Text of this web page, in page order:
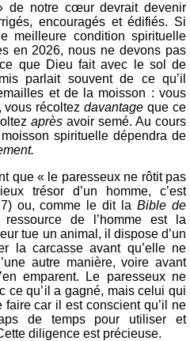
de notre cœur devrait devenir
encouragés et édifiés. Si
meilleure condition spirituelle
en 2026, nous ne devons pas
que Dieu fait avec le sol de
parlait souvent de ce qu’il
et de la moisson : vous
vous récoltezdavantage quece
aprèsavoir semé. Au cours
spirituelle dépendra de
que « le paresseux ne rôtit pas
trésor d’un homme, c’est
ou, comme le dit laBible de
de l’homme est la
tue un animal, il dispose d’un
la carcasse avant qu’elle ne
autre manière, voire avant
emparent. Le paresseux ne
ce qu’il a gagné, mais celui qui
faire car il est conscient qu’il ne
de temps pour utiliser et
diligence est précieuse.